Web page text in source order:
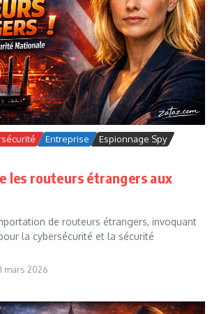
Entreprise
Espionnage Spy
les routeurs étrangers aux
de routeurs étrangers, invoquant
la cybersécurité et la sécurité
mars 2026